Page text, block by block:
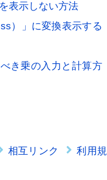
表示しない方法
）」に変換表示する
き乗の入力と計算方
相互リンク
利用規